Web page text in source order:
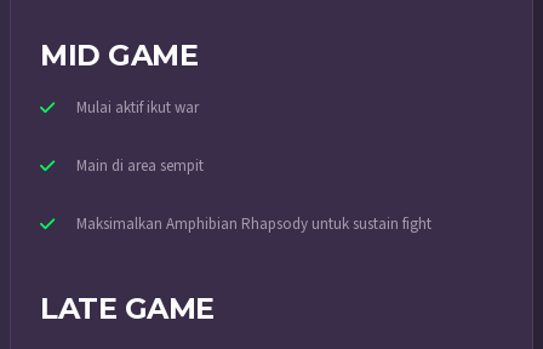
MID GAME
Mulai aktif ikut war
Main di area sempit
Maksimalkan Amphibian Rhapsody untuk sustain fight
LATE GAME